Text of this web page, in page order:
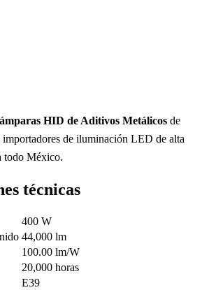
HID de Aditivos Metálicos de
de iluminación LED de alta
todo México.
técnicas
400 W
44,000 lm
100.00 lm/W
20,000 horas
E39